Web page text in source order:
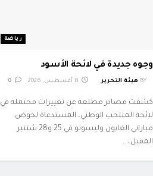
رياضة
وجوه جديدة في لائحة الأسود
BY هيئة التحرير
كشفت مصادر مطلعة عن تغييرات محتملة في
لائحة المنتحب الوطني، المستدعاة لخوض
مباراتي الغابون وليسوتو في 25 و28 شتنبر
المقبل،...